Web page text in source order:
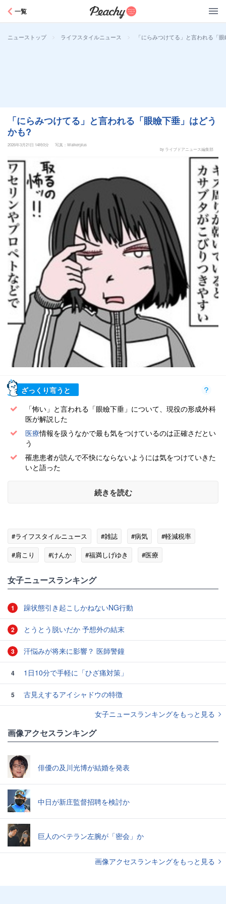
一覧
ニューストップ > ライフスタイルニュース > 「にらみつけてる」と言われる「
「にらみつけてる」と言われる「眼瞼下垂」はどう
かも?
2026年3月21日 14時0分
写真：Walkerplus
by ライブドアニュース編集部
ざっくり言うと
「怖い」と言われる「眼瞼下垂」について、現役の形成外科
医が解説した
医療情報を扱うなかで最も気をつけているのは正確さだとい
う
罹患患者が読んで不快にならないようには気をつけていきた
いと語った
続きを読む
#ライフスタイルニュース #雑誌 #病気
#軽減税率
#肩こり
#けんか #福満しげゆき #医療
女子ニュースランキング
1 躁状態引き起こしかねないNG行動
2 とうとう脱いだか 予想外の結末
3 汗悩みが将来に影響？ 医師警鐘
4 1日10分で手軽に「ひざ痛対策」
5
古見えするアイシャドウの特徴
女子ニュースランキングをもっと見る
画像アクセスランキング
俳優の及川光博が結婚を発表
中日が新庄監督招聘を検討か
巨人のベテラン左腕が「密会」か
画像アクセスランキングをもっと見る